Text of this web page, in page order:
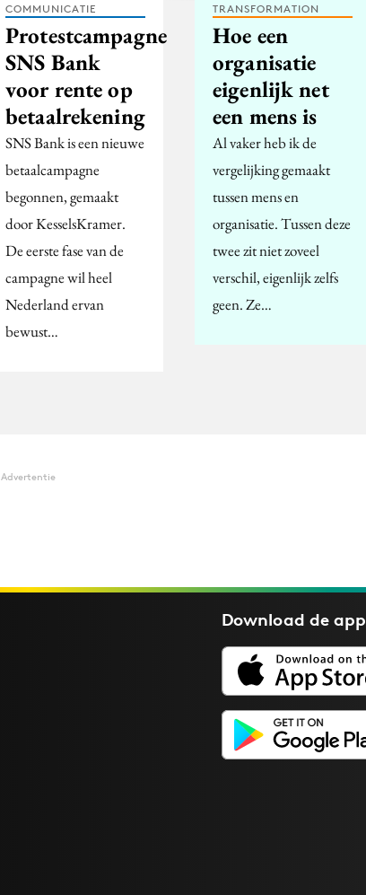
COMMUNICATIE
Protestcampagne
SNS Bank
voor rente op
betaalrekening
SNS Bank is een nieuwe
betaalcampagne
begonnen, gemaakt
door KesselsKramer.
De eerste fase van de
campagne wil heel
Nederland ervan
bewust…
TRANSFORMATION
Hoe een
organisatie
eigenlijk net
een mens is
Al vaker heb ik de
vergelijking gemaakt
tussen mens en
organisatie. Tussen deze
twee zit niet zoveel
verschil, eigenlijk zelfs
geen. Ze…
Advertentie
Download deapp